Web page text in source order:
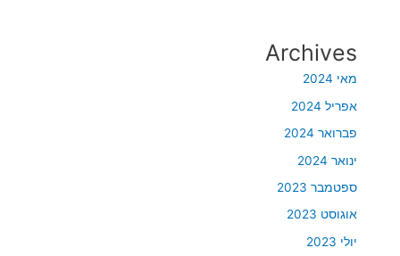
Archives
מאי 2024
אפריל 2024
פברואר 2024
ינואר 2024
ספטמבר 2023
אוגוסט 2023
יולי 2023